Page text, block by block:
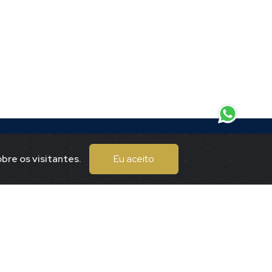
Endereço
Praça Tuiti, 167
os visitantes. Eu aceito